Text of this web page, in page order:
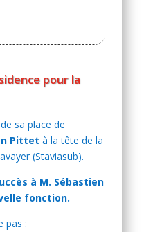
pour la
sa place de
Pittet à la tête de la
(Staviasub).
à M. Sébastien
fonction.
pas :